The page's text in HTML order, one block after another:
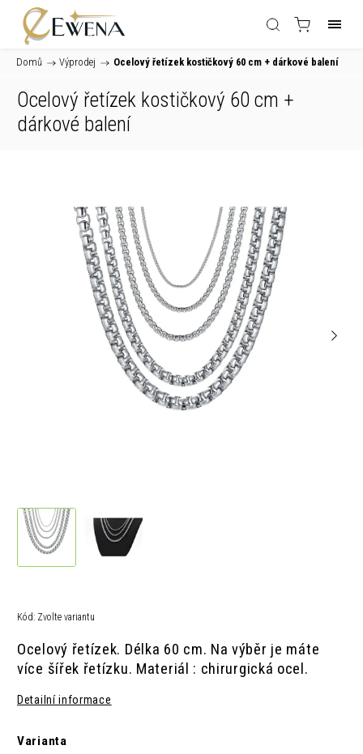
Domů / Výprodej / Ocelový řetízek kostičkový 60 cm + dárkové balení
Ocelový řetízek kostičkový 60 cm +
dárkové balení
Kód: Zvolte variantu
Ocelový řetízek. Délka 60 cm. Na výběr je máte
více šířek řetízku. Materiál : chirurgická ocel.
Detailní informace
Varianta